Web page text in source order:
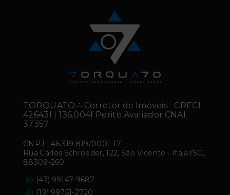
TORQUATO ∴ Corretor de Imóveis - CRECI
42643f | 136.004f Perito Avaliador CNAI
37357
CNPJ - 46.319.819/0001-17
Rua Carlos Schroeder, 122, São Vicente - Itajaí/SC,
88309-260
(47) 99147-9687
(19) 99751-2720